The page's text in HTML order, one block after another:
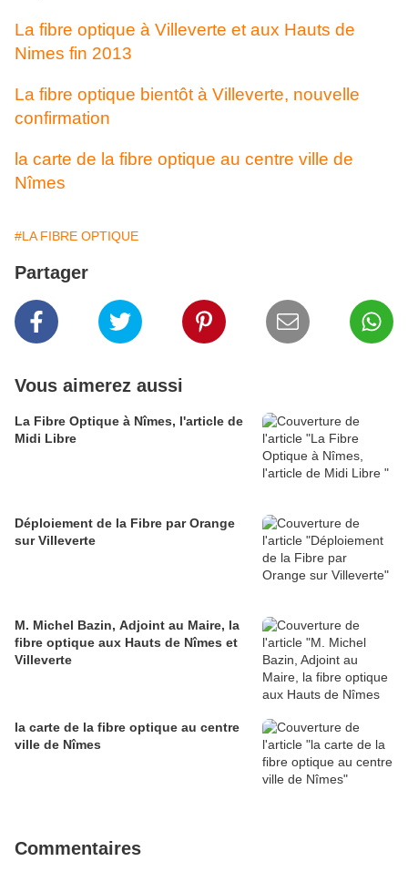
La fibre optique à Villeverte et aux Hauts de
Nimes fin 2013
La fibre optique bientôt à Villeverte, nouvelle
confirmation
la carte de la fibre optique au centre ville de
Nîmes
#LA FIBRE OPTIQUE
Partager
Vous aimerez aussi
La Fibre Optique à Nîmes, l'article de
Midi Libre
Déploiement de la Fibre par Orange
sur Villeverte
M. Michel Bazin, Adjoint au Maire, la
fibre optique aux Hauts de Nîmes et
Villeverte
la carte de la fibre optique au centre
ville de Nîmes
Commentaires